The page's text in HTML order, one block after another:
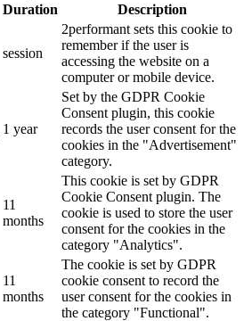
Duration Description
session
2performant sets this cookie to
remember if the user is
accessing the website on a
computer or mobile device.
1 year
Set by the GDPR Cookie
Consent plugin, this cookie
records the user consent for the
cookies in the "Advertisement"
category.
11
months
This cookie is set by GDPR
Cookie Consent plugin. The
cookie is used to store the user
consent for the cookies in the
category "Analytics".
11
months
The cookie is set by GDPR
cookie consent to record the
user consent for the cookies in
the category "Functional".